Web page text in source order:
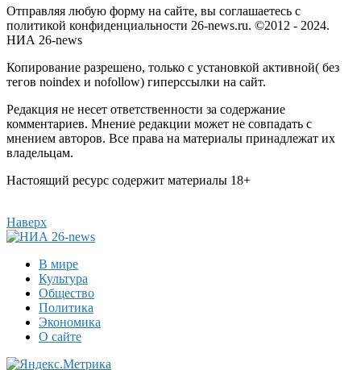
Отправляя любую форму на сайте, вы соглашаетесь с
политикой конфиденциальности 26-news.ru. ©2012 - 2024.
НИА 26-news
Копирование разрешено, только с установкой активной( без
тегов noindex и nofollow) гиперссылки на сайт.
Редакция не несет ответственности за содержание
комментариев. Мнение редакции может не совпадать с
мнением авторов. Все права на материалы принадлежат их
владельцам.
Настоящий ресурс содержит материалы 18+
Наверх
В мире
Культура
Общество
Политика
Экономика
О сайте